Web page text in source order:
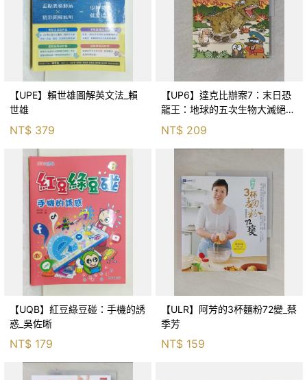
【UPE】賴世雄圖解英文法_賴
世雄
NT$ 379
【UP6】達克比辦案7：末日恐
龍王：地球的五次生物大滅絕_
胡妙芬
NT$ 209
【UQB】紅豆綠豆碰：手機的誘
惑_吳佐晰
NT$ 179
【ULR】阿芳的3杯麵粉72變_蔡
季芳
NT$ 159